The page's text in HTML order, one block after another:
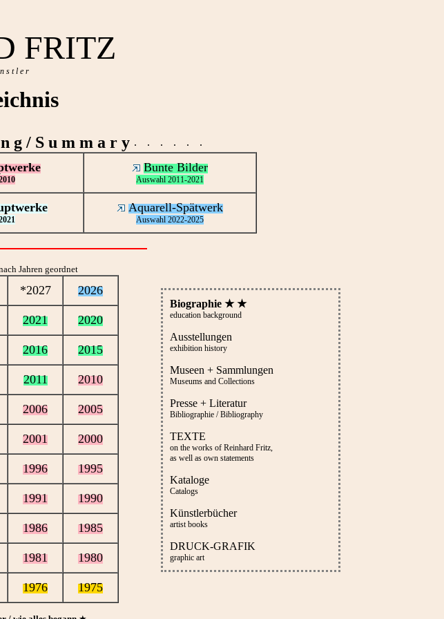
FRITZ
s t l e r
g / S u m m a r y · · · · · ·
Bunte Bilder
Auswahl 2011-2021
Aquarell-Spätwerk
Auswahl 2022-2025
Jahren geordnet
*2027 2026
2021 2020
2016 2015
2011 2010
2006 2005
2001 2000
1996 1995
1991 1990
1986 1985
1981 1980
1976 1975
Biographie ★ ★
education background
Ausstellungen
exhibition history
Museen + Sammlungen
Museums and Collections
Presse + Literatur
Bibliographie / Bibliography
TEXTE
on the works of Reinhard Fritz,
as well as own statements
Kataloge
Catalogs
Künstlerbücher
artist books
DRUCK-GRAFIK
graphic art